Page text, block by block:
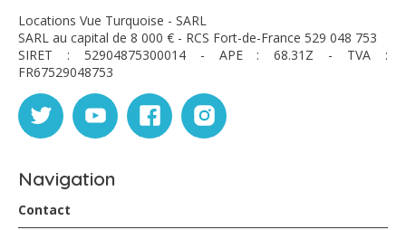
Locations Vue Turquoise - SARL
SARL au capital de 8 000 € - RCS Fort-de-France 529 048 753
SIRET : 52904875300014 - APE : 68.31Z - TVA :
FR67529048753
Navigation
Contact